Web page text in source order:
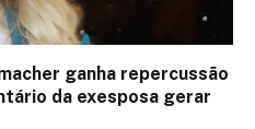
ganha repercussão
da exesposa gerar